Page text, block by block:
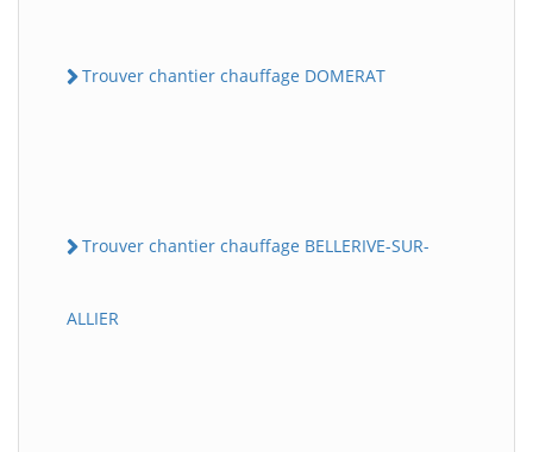
Trouver chantier chauffage DOMERAT
Trouver chantier chauffage BELLERIVE-SUR-
ALLIER